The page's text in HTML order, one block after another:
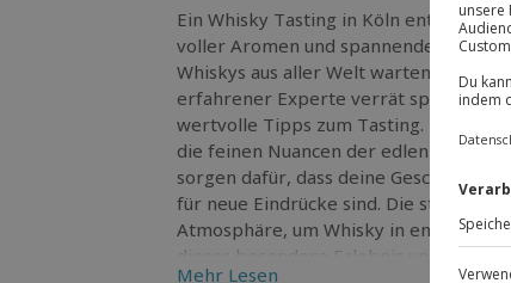
Ein Whisky Tasting in Köln entführt
voller Aromen und spannender
Whiskys aus aller Welt warten darauf,
erfahrener Experte verrät spannende
wertvolle Tipps zum Tasting. Mit
die feinen Nuancen der edlen Tropfen.
sorgen dafür, dass deine
für neue Eindrücke sind. Die stilvolle
Atmosphäre, um Whisky in
dieses besondere Erlebnis und
Mehr Lesen